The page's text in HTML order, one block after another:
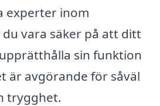
experter inom
vara säker på att ditt
sin funktion
är avgörande för såväl
trygghet.